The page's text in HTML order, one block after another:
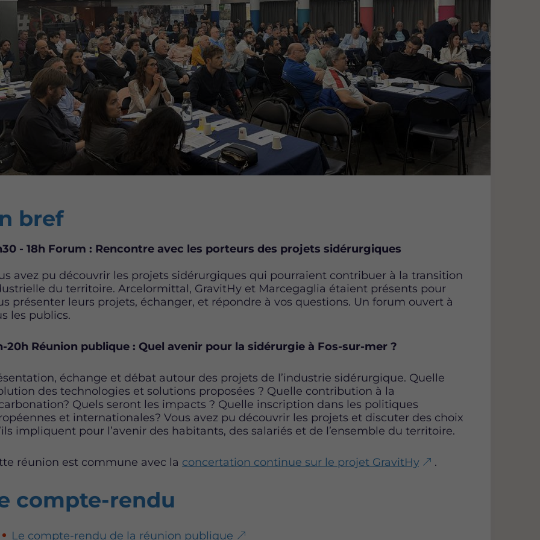
bref
- 18h Forum : Rencontre avec les porteurs des projets sidérurgiques
avez pu découvrir les projets sidérurgiques qui pourraient contribuer à la transition
du territoire. Arcelormittal, GravitHy et Marcegaglia étaient présents pour
présenter leurs projets, échanger, et répondre à vos questions. Un forum ouvert à
les publics.
20h Réunion publique : Quel avenir pour la sidérurgie à Fos-sur-mer ?
échange et débat autour des projets de l’industrie sidérurgique. Quelle
des technologies et solutions proposées ? Quelle contribution à la
Quels seront les impacts ? Quelle inscription dans les politiques
et internationales? Vous avez pu découvrir les projets et discuter des choix
impliquent pour l’avenir des habitants, des salariés et de l’ensemble du territoire.
réunion est commune avec la concertation continue sur le projet GravitHy .
compte-rendu
Le compte-rendu de la réunion publique